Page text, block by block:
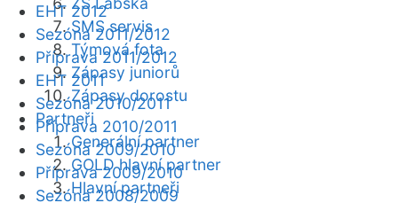
SMS servis
Týmová fota
Zápasy juniorů
Zápasy dorostu
Partneři
Generální partner
GOLD hlavní partner
Hlavní partneři
EHT 2012
Sezóna 2011/2012
Příprava 2011/2012
EHT 2011
Sezóna 2010/2011
Příprava 2010/2011
Sezóna 2009/2010
Příprava 2009/2010
Sezóna 2008/2009